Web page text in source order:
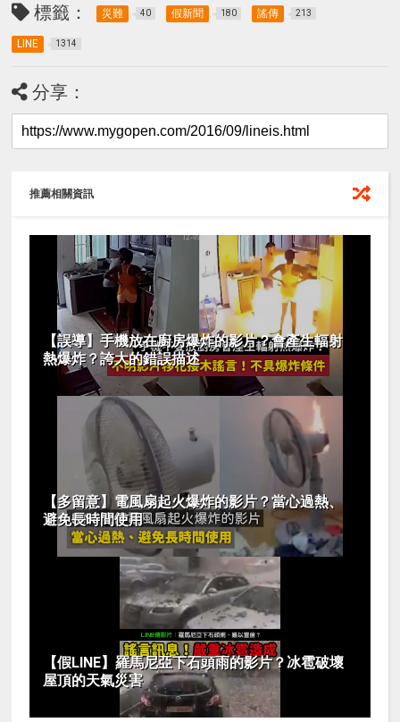
標籤： 災難 40 假新聞 180 謠傳 213
LINE 1314
分享：
推薦相關資訊
【誤導】手機放在廚房爆炸的影片？會產生輻射
熱爆炸？誇大的錯誤描述
【多留意】電風扇起火爆炸的影片？當心過熱、
避免長時間使用
【假LINE】羅馬尼亞下石頭雨的影片？冰雹破壞
屋頂的天氣災害